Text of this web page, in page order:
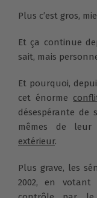
Plus c’est gros,
Et ça continue
sait, mais
Et pourquoi,
cet énorme
désespérante de
mêmes de leur
extérieur.
Plus grave, les
2002, en